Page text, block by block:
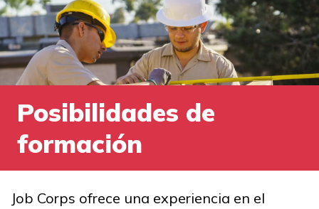
Posibilidades de
formación
Job Corps ofrece una experiencia en el